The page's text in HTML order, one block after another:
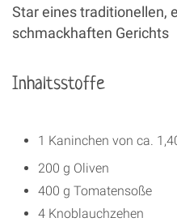
Star eines traditionellen,
schmackhaften Gerichts
Inhaltsstoffe
1 Kaninchen von ca.
200 g Oliven
400 g Tomatensoße
4 Knoblauchzehen